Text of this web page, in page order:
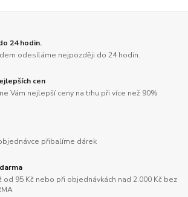
24 hodin.
odesíláme nejpozději do 24 hodin.
cen
Vám nejlepší ceny na trhu při více než 90%
přibalíme dárek
od 95 Kč nebo při objednávkách nad 2.000 Kč bez